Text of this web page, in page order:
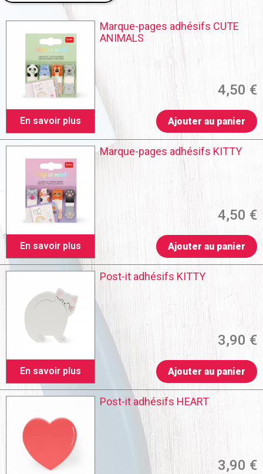
En savoir plus
Marque-pages adhésifs CUTE
ANIMALS
4,50 €
Ajouter au panier
En savoir plus
Marque-pages adhésifs KITTY
4,50 €
Ajouter au panier
En savoir plus
Post-it adhésifs KITTY
3,90 €
Ajouter au panier
Post-it adhésifs HEART
3,90 €